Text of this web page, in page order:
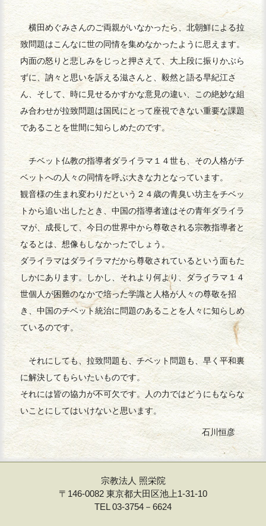
横田めぐみさんのご両親がいなかったら、北朝鮮による拉
致問題はこんなに世の同情を集めなかったように思えます。
内面の怒りと悲しみをじっと押さえて、大上段に振りかぶら
ずに、訥々と思いを訴える滋さんと、毅然と語る早紀江さ
ん、そして、時に見せるかすかな意見の違い、この絶妙な組
み合わせが拉致問題は国民にとって座視できない重要な課題
であることを世間に知らしめたのです。
チベット仏教の指導者ダライラマ１４世も、その人格がチ
ベットへの人々の同情を呼ぶ大きな力となっています。
観音様の生まれ変わりだという２４歳の青臭い坊主をチベッ
トから追い出したとき、中国の指導者達はその青年ダライラ
マが、成長して、今日の世界中から尊敬される宗教指導者と
なるとは、想像もしなかったでしょう。
ダライラマはダライラマだから尊敬されているという面もた
しかにあります。しかし、それより何より、ダライラマ１４
世個人が困難のなかで培った学識と人格が人々の尊敬を招
き、中国のチベット統治に問題のあることを人々に知らしめ
ているのです。
それにしても、拉致問題も、チベット問題も、早く平和裏
に解決してもらいたいものです。
それには皆の協力が不可欠です。人の力ではどうにもならな
いことにしてはいけないと思います。
石川恒彦
宗教法人 照栄院
〒146-0082 東京都大田区池上1-31-10
TEL 03-3754－6624